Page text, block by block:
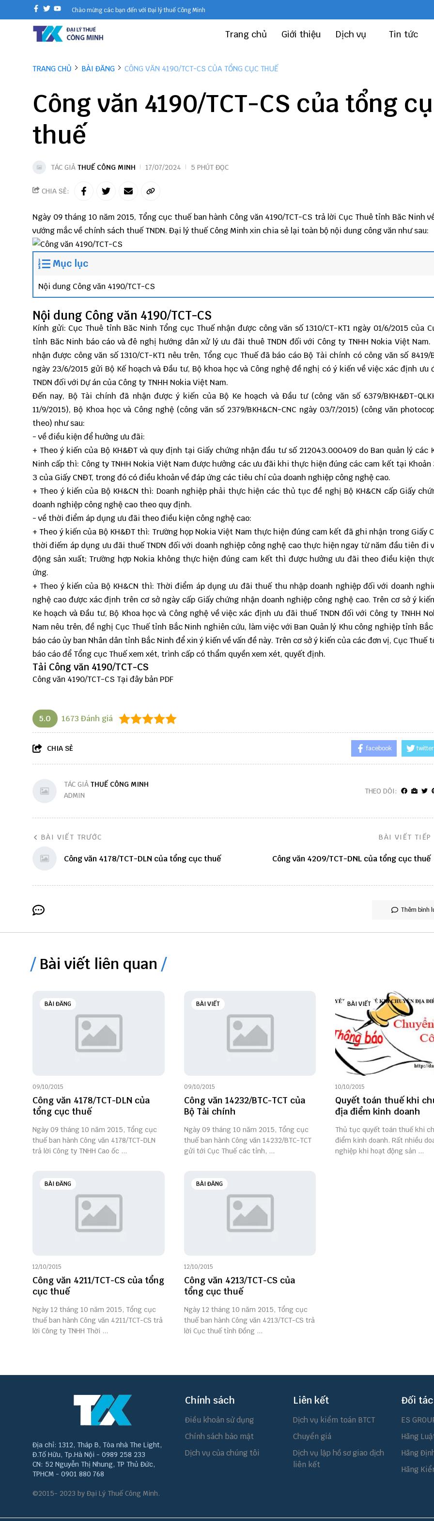
Chào mừng các bạn đến với Đại lý thuế Công Minh
Trang chủ Giới thiệu Dịch vụ Tin tức
TRANG CHỦ BÀI ĐĂNG CÔNG VĂN 4190/TCT-CS CỦA TỔNG CỤC THUẾ
Công văn 4190/TCT-CS của tổng
thuế
TÁC GIẢ THUẾ CÔNG MINH 17/07/2024 5 PHÚT ĐỌC
CHIA SẺ:
Ngày 09 tháng 10 năm 2015, Tổng cục thuế ban hành Công văn 4190/TCT-CS trả lời Cục Thuê tỉnh Băc Ninh
vướng mắc về chính sách thuế TNDN. Đại lý thuế Công Minh xin chia sẻ lại toàn bộ nội dung công văn như sau:
Mục lục
Nội dung Công văn 4190/TCT-CS
Nội dung Công văn 4190/TCT-CS
Kính gửi: Cục Thuê tỉnh Băc Ninh Tổng cục Thuế nhận được công văn số 1310/CT-KT1 ngày 01/6/2015 của
tỉnh Băc Ninh báo cáo và đê nghị hướng dân xử lý ưu đãi thuê TNDN đối với Công ty TNHH Nokia Việt Nam.
nhận được công văn số 1310/CT-KT1 nêu trên, Tổng cục Thuế đã báo cáo Bộ Tài chính có công văn số 8419/
ngày 23/6/2015 gửi Bộ Kế hoạch và Đầu tư, Bộ khoa học và Công nghệ đề nghị có ý kiến về việc xác định ưu
TNDN đối với Dự án của Công ty TNHH Nokia Việt Nam.
Đến nay, Bộ Tài chính đã nhận được ý kiến của Bộ Ke hoạch và Đầu tư (công văn số 6379/BKH&ĐT-
11/9/2015), Bộ Khoa học và Công nghệ (công văn số 2379/BKH&CN-CNC ngày 03/7/2015) (công văn
theo) như sau:
- về điều kiện để hưởng ưu đãi:
+ Theo ý kiến của Bộ KH&ĐT và quy định tại Giấy chứng nhận đầu tư số 212043.000409 do Ban quản lý các
Ninh cấp thì: Công ty TNHH Nokia Việt Nam được hưởng các ưu đãi khi thực hiện đúng các cam kết tại Khoản
3 của Giấy CNĐT, trong đó có điều khoản về đáp ứng các tiêu chí của doanh nghiệp công nghệ cao.
+ Theo ý kiến của Bộ KH&CN thì: Doanh nghiệp phải thực hiện các thủ tục đề nghị Bộ KH&CN cấp Giấy
doanh nghiệp công nghệ cao theo quy định.
- về thời điểm áp dụng ưu đãi theo điều kiện công nghệ cao:
+ Theo ý kiến của Bộ KH&ĐT thì: Trường họp Nokia Việt Nam thực hiện đúng cam kết đã ghi nhận trong Giấy
thời điếm áp dụng ưu đãi thuế TNDN đối với doanh nghiệp công nghệ cao thực hiện ngay từ năm đầu tiên đi
động sản xuất; Trường hợp Nokia không thực hiện đúng cam kết thì được hưởng ưu đãi theo điều kiện
ứng.
+ Theo ý kiến của Bộ KH&CN thì: Thời điểm áp dụng ưu đãi thuế thu nhập doanh nghiệp đối với doanh
nghệ cao được xác định trên cơ sở ngày cấp Giấy chứng nhận doanh nghiệp công nghệ cao. Trên cơ sở ý
Ke hoạch và Đầu tư, Bộ Khoa học và Công nghệ về việc xác định ưu đãi thuế TNDN đối với Công ty TNHH
Nam nêu trên, đề nghị Cục Thuế tỉnh Bắc Ninh nghiên cứu, làm việc với Ban Quản lý Khu công nghiệp tỉnh
báo cáo ủy ban Nhân dân tỉnh Bắc Ninh để xin ý kiến về vấn đề này. Trên cơ sở ý kiến của các đơn vị, Cục Thuế
báo cáo để Tổng cục Thuế xem xét, trình cấp có thẩm quyền xem xét, quyết định.
Tải Công văn 4190/TCT-CS
Công văn 4190/TCT-CS Tại đâybản PDF
5.0 1673 Đánh giá
CHIA SẺ facebook twitter
TÁC GIẢ THUẾ CÔNG MINH
ADMIN
THEO DÕI:
BÀI VIẾT TRƯỚC
Công văn 4178/TCT-DLN của tổng cục thuế
BÀI VIẾT TIẾP
Công văn 4209/TCT-DNL của tổng cục thuế
Thêm bình
Bài viết liên quan
BÀI ĐĂNG
09/10/2015
Công văn 4178/TCT-DLN của
tổng cục thuế
Ngày 09 tháng 10 năm 2015, Tổng cục
thuế ban hành Công văn 4178/TCT-DLN
trả lời Công ty TNHH Cao ốc ...
BÀI VIẾT
09/10/2015
Công văn 14232/BTC-TCT của
Bộ Tài chính
Ngày 09 tháng 10 năm 2015, Tổng cục
thuế ban hành Công văn 14232/BTC-TCT
gửi tới Cục Thuế các tỉnh, ...
BÀI VIẾT
10/10/2015
Quyết toán thuế khi
địa điểm kinh doanh
Thủ tục quyết toán thuế khi
điểm kinh doanh. Rất nhiều
nghiệp khi hoạt động sản ...
BÀI ĐĂNG
12/10/2015
Công văn 4211/TCT-CS của tổng
cục thuế
Ngày 12 tháng 10 năm 2015, Tổng cục
thuế ban hành Công văn 4211/TCT-CS trả
lời Công ty TNHH Thời ...
BÀI ĐĂNG
12/10/2015
Công văn 4213/TCT-CS của
tổng cục thuế
Ngày 12 tháng 10 năm 2015, Tổng cục
thuế ban hành Công văn 4213/TCT-CS trả
lời Cục thuế tỉnh Đồng ...
Địa chỉ: 1312, Tháp B, Tòa nhà The Light,
Đ.Tố Hữu, Tp.Hà Nội - 0989 258 233
CN: 52 Nguyễn Thị Nhung, TP Thủ Đức,
TPHCM - 0901 880 768
©2015- 2023 by Đại Lý Thuế Công Minh.
Chính sách
Điều khoản sử dụng
Chính sách bảo mật
Dịch vụ của chúng tôi
Liên kết
Dịch vụ kiểm toán BTCT
Chuyển giá
Dịch vụ lập hồ sơ giao dịch
liên kết
Đối tác
ES
Hãng
Hãng
Hãng